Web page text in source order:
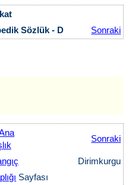
Sözlük - D Sonraki
Sonraki
Dirimkurgu
Sayfası